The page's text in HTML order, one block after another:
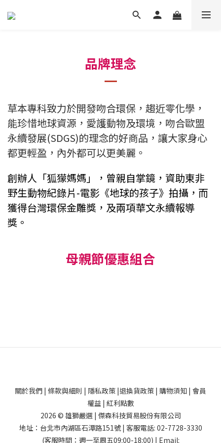
品牌理念
草本專科致力於開發吻合環保，趨近零化學，
能珍惜地球資源，愛護動物及環境，吻合歐盟
永續發展(SDGS)的理念的好商品，讓大家身心
都更輕盈，內外都可以更美麗。
創辦人「狐獴媽媽」，曾親自掌鏡，資助東非
野生動物紀錄片-電影《地球的孩子》拍攝，而
獲得台灣環保金雕獎，及兩項華文永續報導
獎。
母親節優惠組合
關於我們 | 條款與細則 | 隱私政策 |退換貨政策 | 購物須知 | 會員
權益| 紅利點數
2026 © 雄獅嚴選 | 傑森科技貿易股份有限公司
地址：台北市內湖區石潭路151號 | 客服電話: 02-7728-3330
(客服時間：週一至周五09:00-18:00) | Email: